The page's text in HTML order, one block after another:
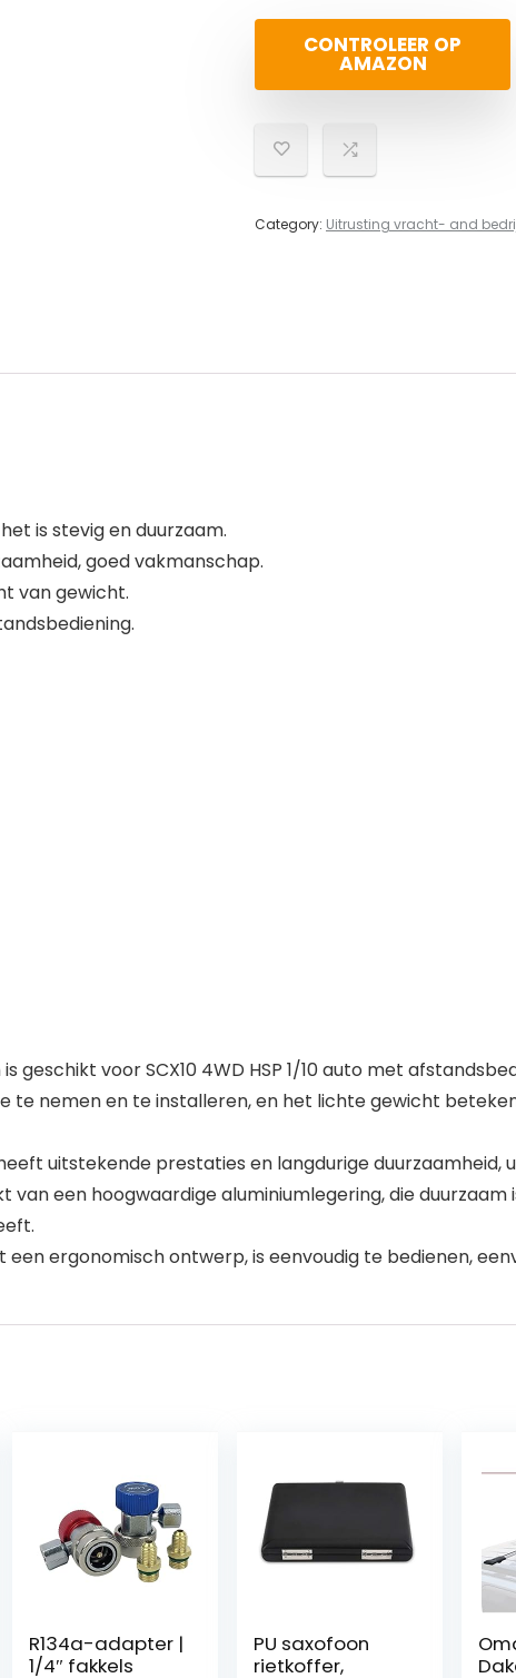
CONTROLEER OP
AMAZON
Category: Uitrusting vracht- and
is stevig en duurzaam.
goed vakmanschap.
van gewicht.
geschikt voor SCX10 4WD HSP 1/10 auto met
te nemen en te installeren, en het lichte gewicht
uitstekende prestaties en langdurige duurzaamheid,
van een hoogwaardige aluminiumlegering, die
een ergonomisch ontwerp, is eenvoudig te bedienen,
R134a-adapter |
1/4″ fakkels
PU saxofoon
rietkoffer,